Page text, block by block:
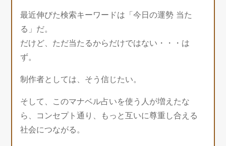
最近伸びた検索キーワードは「今日の運勢 当た
る」だ。
だけど、ただ当たるからだけではない・・・は
ず。
制作者としては、そう信じたい。
そして、このマナベル占いを使う人が増えたな
ら、コンセプト通り、もっと互いに尊重し合える
社会につながる。